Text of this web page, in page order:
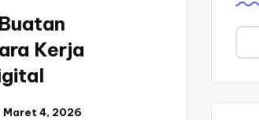
Kerja
Maret 4, 2026